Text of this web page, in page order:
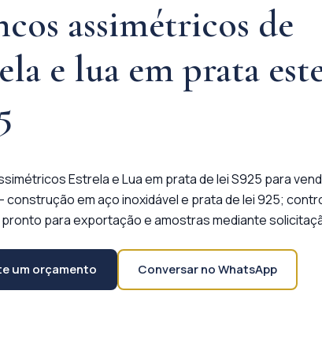
assimétricos de
e lua em prata
Estrela e Lua em prata de lei S925 para
construção em aço inoxidável e prata de lei 925;
pronto para exportação e amostras mediante
um orçamento Conversar no WhatsApp